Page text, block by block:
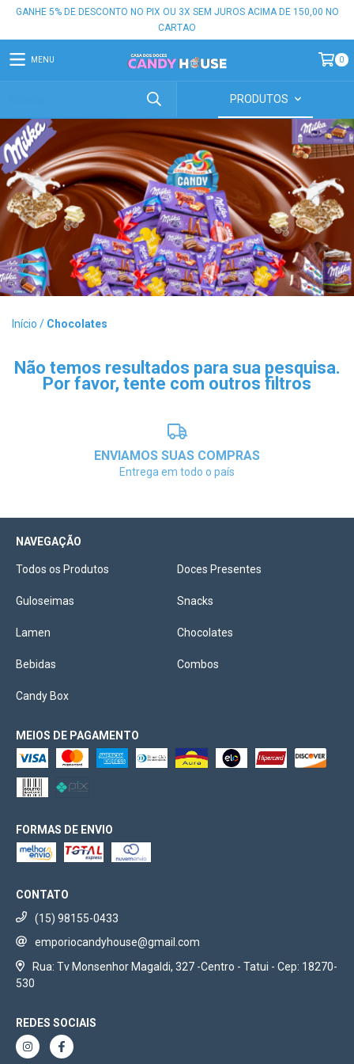
GANHE 5% DE DESCONTO NO PIX OU 3X SEM JUROS ACIMA DE 150,00 NO
CARTAO
MENU 0
PRODUTOS
Início / Chocolates
Não temos resultados para sua pesquisa.
Por favor, tente com outros filtros
ENVIAMOS SUAS COMPRAS
Entrega em todo o país
NAVEGAÇÃO
Todos os Produtos Doces Presentes
Guloseimas Snacks
Lamen Chocolates
Bebidas Combos
Candy Box
MEIOS DE PAGAMENTO
FORMAS DE ENVIO
CONTATO
(15) 98155-0433
emporiocandyhouse@gmail.com
Rua: Tv Monsenhor Magaldi, 327 -Centro - Tatui - Cep: 18270-
530
REDES SOCIAIS